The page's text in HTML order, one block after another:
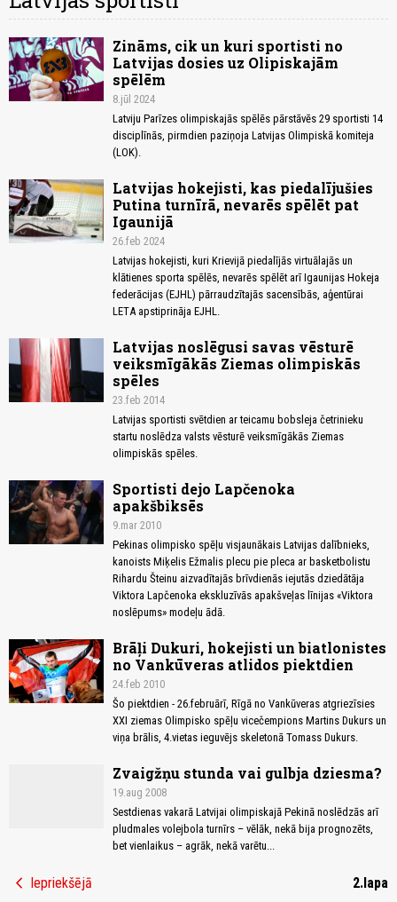
Zināms, cik un kuri sportisti no
Latvijas dosies uz Olipiskajām
spēlēm
8.jūl 2024
Latviju Parīzes olimpiskajās spēlēs pārstāvēs 29 sportisti 14
disciplīnās, pirmdien paziņoja Latvijas Olimpiskā komiteja
(LOK).
Latvijas hokejisti, kas piedalījušies
Putina turnīrā, nevarēs spēlēt pat
Igaunijā
26.feb 2024
Latvijas hokejisti, kuri Krievijā piedalījās virtuālajās un
klātienes sporta spēlēs, nevarēs spēlēt arī Igaunijas Hokeja
federācijas (EJHL) pārraudzītajās sacensībās, aģentūrai
LETA apstiprināja EJHL.
Latvijas noslēgusi savas vēsturē
veiksmīgākās Ziemas olimpiskās
spēles
23.feb 2014
Latvijas sportisti svētdien ar teicamu bobsleja četrinieku
startu noslēdza valsts vēsturē veiksmīgākās Ziemas
olimpiskās spēles.
Sportisti dejo Lapčenoka
apakšbiksēs
9.mar 2010
Pekinas olimpisko spēļu visjaunākais Latvijas dalībnieks,
kanoists Miķelis Ežmalis plecu pie pleca ar basketbolistu
Rihardu Šteinu aizvadītajās brīvdienās iejutās dziedātāja
Viktora Lapčenoka ekskluzīvās apakšveļas līnijas «Viktora
noslēpums» modeļu ādā.
Brāļi Dukuri, hokejisti un biatlonistes
no Vankūveras atlidos piektdien
24.feb 2010
Šo piektdien - 26.februārī, Rīgā no Vankūveras atgriezīsies
XXI ziemas Olimpisko spēļu vicečempions Martins Dukurs un
viņa brālis, 4.vietas ieguvējs skeletonā Tomass Dukurs.
Zvaigžņu stunda vai gulbja dziesma?
19.aug 2008
Sestdienas vakarā Latvijai olimpiskajā Pekinā noslēdzās arī
pludmales volejbola turnīrs – vēlāk, nekā bija prognozēts,
bet vienlaikus – agrāk, nekā varētu...
chevron_left Iepriekšējā 2.lapa